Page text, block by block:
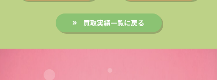
買取実績一覧に戻る